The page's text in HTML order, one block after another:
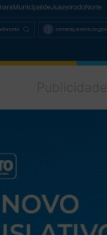
Publicidade